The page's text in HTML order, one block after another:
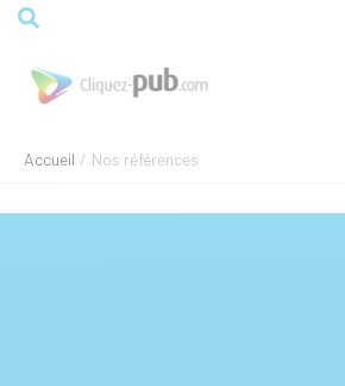
Aller
contenu
Rechercher
Accueil Nos références